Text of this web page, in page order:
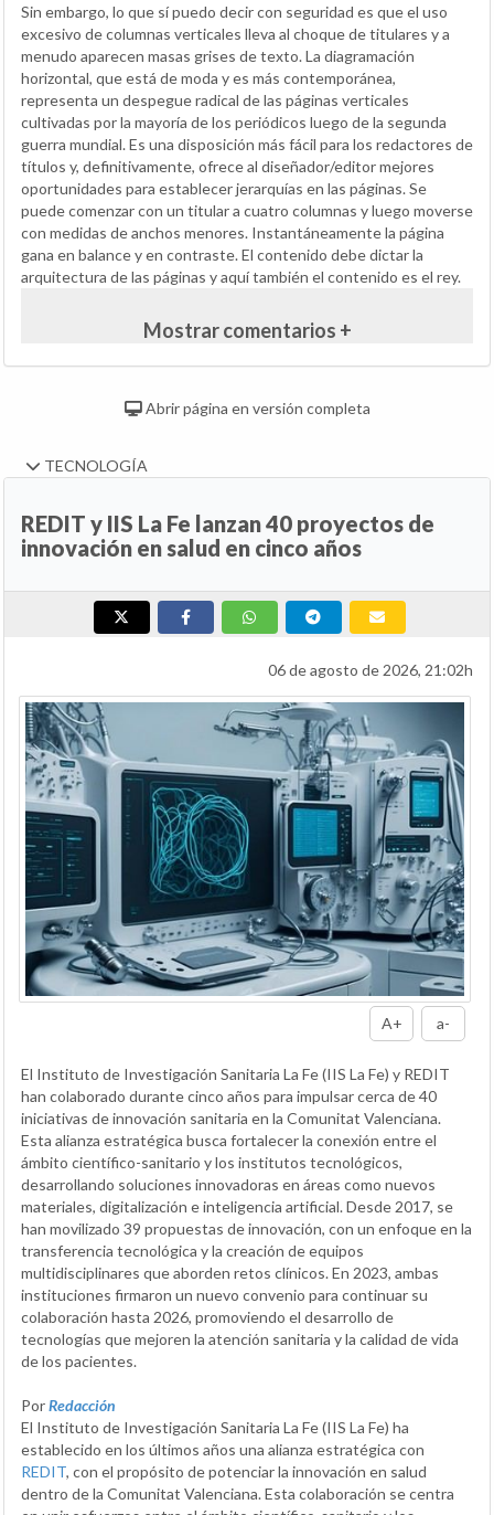
Sin embargo, lo que sí puedo decir con seguridad es que el uso
excesivo de columnas verticales lleva al choque de titulares y a
menudo aparecen masas grises de texto. La diagramación
horizontal, que está de moda y es más contemporánea,
representa un despegue radical de las páginas verticales
cultivadas por la mayoría de los periódicos luego de la segunda
guerra mundial. Es una disposición más fácil para los redactores de
títulos y, definitivamente, ofrece al diseñador/editor mejores
oportunidades para establecer jerarquías en las páginas. Se
puede comenzar con un titular a cuatro columnas y luego moverse
con medidas de anchos menores. Instantáneamente la página
gana en balance y en contraste. El contenido debe dictar la
arquitectura de las páginas y aquí también el contenido es el rey.
Mostrar comentarios +
Abrir página en versión completa
TECNOLOGÍA
REDIT y IIS La Fe lanzan 40 proyectos de
innovación en salud en cinco años
06 de agosto de 2026, 21:02h
A+ a-
El Instituto de Investigación Sanitaria La Fe (IIS La Fe) y REDIT
han colaborado durante cinco años para impulsar cerca de 40
iniciativas de innovación sanitaria en la Comunitat Valenciana.
Esta alianza estratégica busca fortalecer la conexión entre el
ámbito científico-sanitario y los institutos tecnológicos,
desarrollando soluciones innovadoras en áreas como nuevos
materiales, digitalización e inteligencia artificial. Desde 2017, se
han movilizado 39 propuestas de innovación, con un enfoque en la
transferencia tecnológica y la creación de equipos
multidisciplinares que aborden retos clínicos. En 2023, ambas
instituciones firmaron un nuevo convenio para continuar su
colaboración hasta 2026, promoviendo el desarrollo de
tecnologías que mejoren la atención sanitaria y la calidad de vida
de los pacientes.
PorRedacción
El Instituto de Investigación Sanitaria La Fe (IIS La Fe) ha
establecido en los últimos años una alianza estratégica con
REDIT, con el propósito de potenciar la innovación en salud
dentro de la Comunitat Valenciana. Esta colaboración se centra